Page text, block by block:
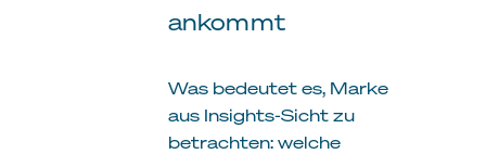
ankommt
Was bedeutet es, Marke
aus Insights-Sicht zu
betrachten: welche